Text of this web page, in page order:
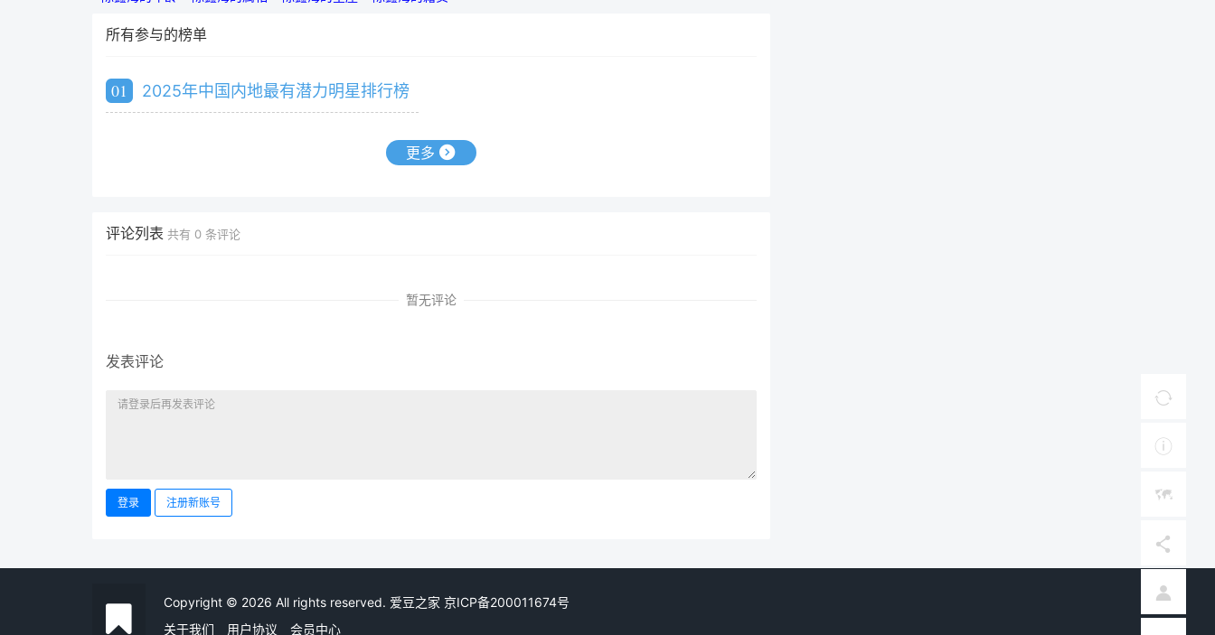
所有参与的榜单
01 2025年中国内地最有潜力明星排行榜
更多
评论列表 共有 0 条评论
暂无评论
发表评论
登录 注册新账号
Copyright © 2026 All rights reserved. 爱豆之家 京ICP备200011674号
关于我们
用户协议 会员中心